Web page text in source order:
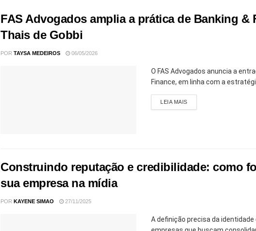
FAS Advogados amplia a prática de Banking &
Thais de Gobbi
POR TAYSA MEDEIROS 06/05/2026
O FAS Advogados anuncia a
Finance, em linha com a
LEIA MAIS
Construindo reputação e credibilidade: como
sua empresa na mídia
POR KAYENE SIMAO 27/11/2025
A definição precisa da